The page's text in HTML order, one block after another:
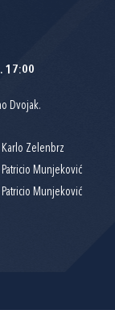
17:00
Dvojak.
Karlo Zelenbrz
Patricio Munjeković
Patricio Munjeković